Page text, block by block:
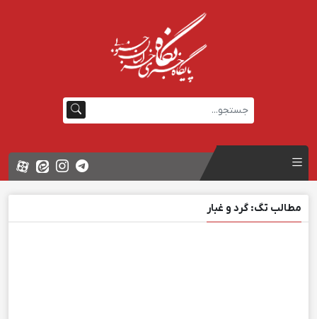
مطالب تگ: گرد و غبار